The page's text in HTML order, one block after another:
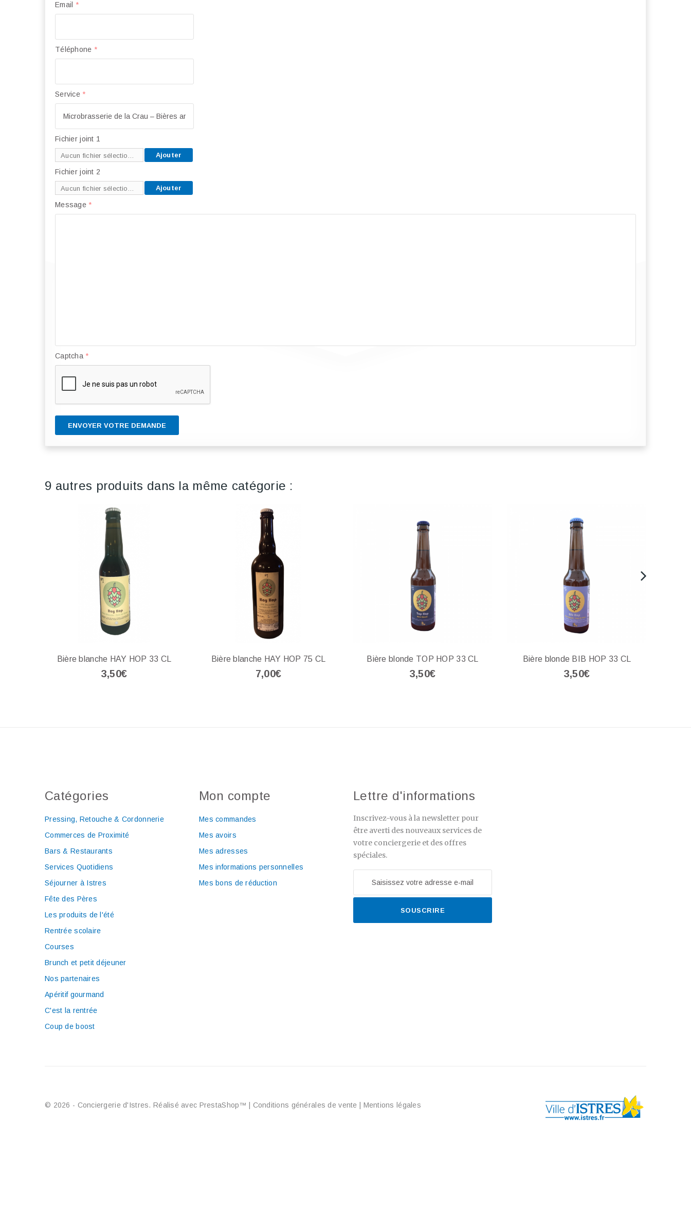
Email *
Téléphone *
Service *
Fichier joint 1
Aucun fichier sélectionné Ajouter
Fichier joint 2
Aucun fichier sélectionné Ajouter
Message *
Captcha *
ENVOYER VOTRE DEMANDE
9 autres produits dans la même catégorie :
Bière blanche HAY HOP 33 CL
3,50€
Bière blanche HAY HOP 75 CL
7,00€
Bière blonde TOP HOP 33 CL
3,50€
Bière blonde BIB HOP 33 CL
3,50€
Catégories
Pressing, Retouche & Cordonnerie
Commerces de Proximité
Bars & Restaurants
Services Quotidiens
Séjourner à Istres
Fête des Pères
Les produits de l'été
Rentrée scolaire
Courses
Brunch et petit déjeuner
Nos partenaires
Apéritif gourmand
C'est la rentrée
Coup de boost
Mon compte
Mes commandes
Mes avoirs
Mes adresses
Mes informations personnelles
Mes bons de réduction
Lettre d'informations
Inscrivez-vous à la newsletter pour
être averti des nouveaux services de
votre conciergerie et des offres
spéciales.
SOUSCRIRE
© 2026 - Conciergerie d'Istres. Réalisé avec PrestaShop™ Conditions générales de vente Mentions légales